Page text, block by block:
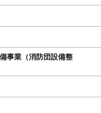
事業（消防団設備整